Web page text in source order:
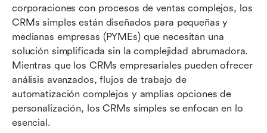
corporaciones con procesos de ventas complejos, los
CRMs simples están diseñados para pequeñas y
medianas empresas (PYMEs) que necesitan una
solución simplificada sin la complejidad abrumadora.
Mientras que los CRMs empresariales pueden ofrecer
análisis avanzados, flujos de trabajo de
automatización complejos y amplias opciones de
personalización, los CRMs simples se enfocan en lo
esencial.